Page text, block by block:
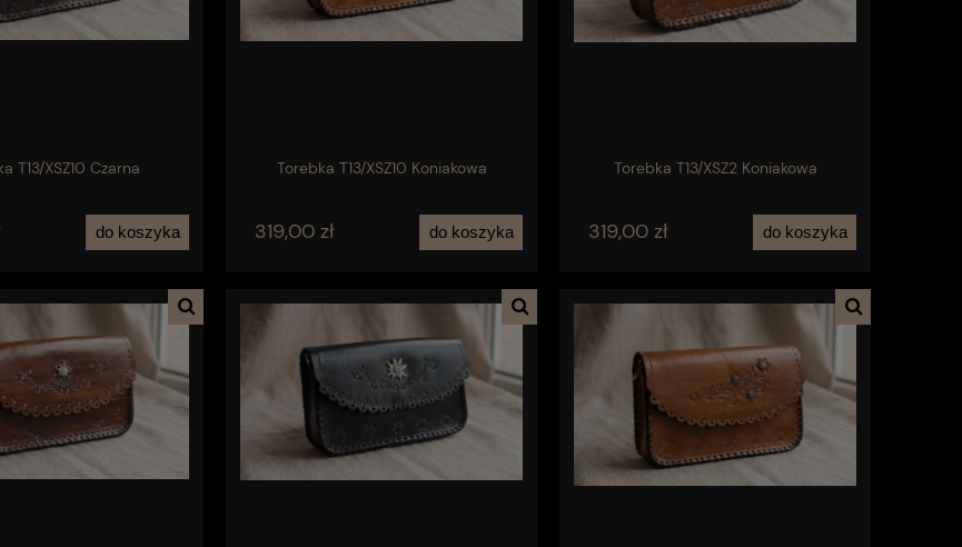
T13/XSZ10 Czarna
do koszyka
Torebka T13/XSZ10 Koniakowa
319,00 zł do koszyka
Torebka T13/XSZ2 Koniakowa
319,00 zł do koszyka